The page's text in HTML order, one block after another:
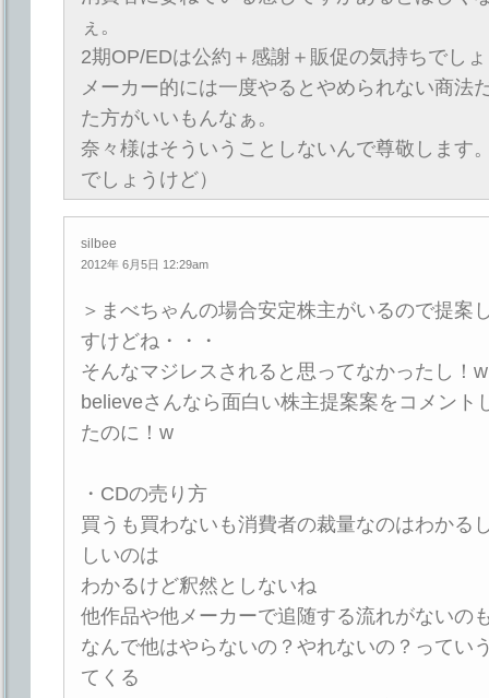
ぇ。
2期OP/EDは公約＋感謝＋販促の気持ちでし
メーカー的には一度やるとやめられない商法
た方がいいもんなぁ。
奈々様はそういうことしないんで尊敬します
でしょうけど）
silbee
2012年 6月5日 12:29am
＞まべちゃんの場合安定株主がいるので提案
すけどね・・・
そんなマジレスされると思ってなかったし！w
believeさんなら面白い株主提案案をコメント
たのに！w
・CDの売り方
買うも買わないも消費者の裁量なのはわかる
しいのは
わかるけど釈然としないね
他作品や他メーカーで追随する流れがないの
なんで他はやらないの？やれないの？ってい
てくる